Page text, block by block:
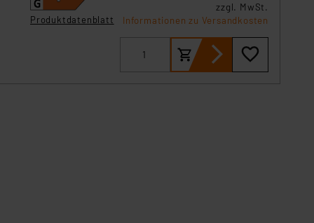
Produktdatenblatt
zzgl. MwSt.
Informationen zu Versandkosten